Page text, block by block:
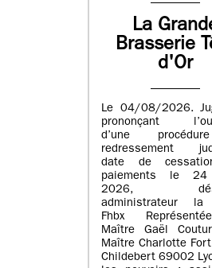
La
Brasserie
d'Or
Le 04/08/2026.
prononçant
d’une
redressement
date de
paiements le
2026,
administrateur la
Fhbx
Maître Gaël
Maître Charlotte
Childebert 69002